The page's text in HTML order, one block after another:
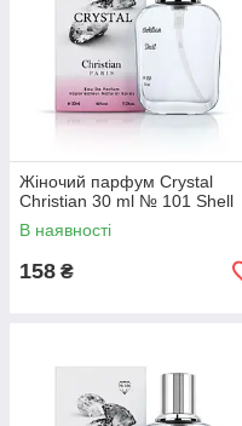
Жіночий парфум Crystal
Christian 30 ml № 101 Shell
В наявності
158 ₴